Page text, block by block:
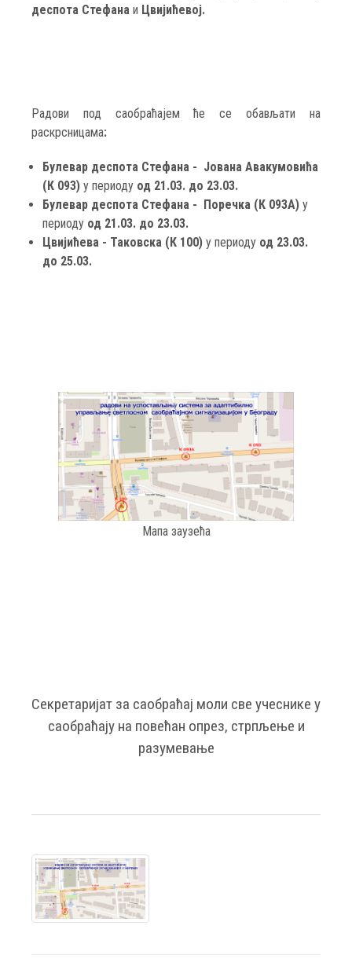
деспота Стефана и Цвијићевој.
Радови под саобраћајем ће се обављати на
раскрсницама:
Булевар деспота Стефана - Јована Авакумовића
(К 093) у периоду од 21.03. до 23.03.
Булевар деспота Стефана - Поречка (К 093А) у
периоду од 21.03. до 23.03.
Цвијићева - Таковска (К 100) у периоду од 23.03.
до 25.03.
Мапа заузећа
Секретаријат за саобраћај моли све учеснике у
саобраћају на повећан опрез, стрпљење и
разумевање